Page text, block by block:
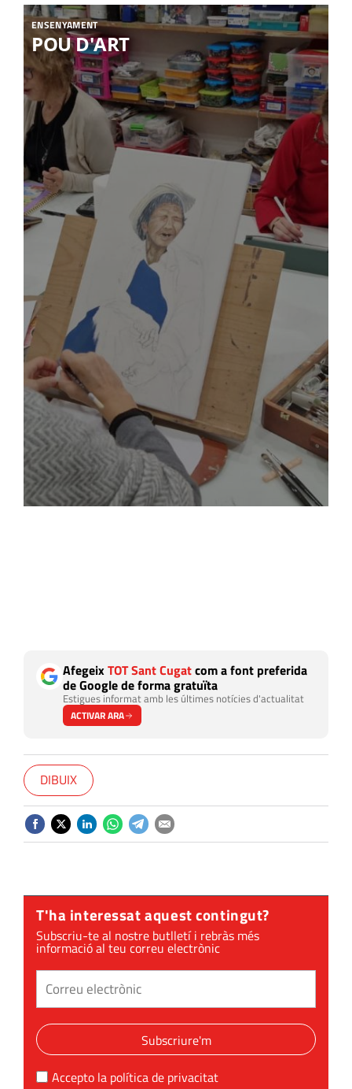
ENSENYAMENT
POU D'ART
AfegeixTOT Sant Cugatcom a font preferida
de Google de forma gratuïta
Estigues informat amb les últimes notícies d'actualitat
ACTIVAR ARA
DIBUIX
T'ha interessat aquest contingut?
Subscriu-te al nostre butlletí i rebràs més
informació al teu correu electrònic
Subscriure'm
Accepto la política de privacitat